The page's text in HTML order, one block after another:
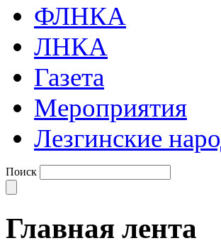
ФЛНКА
ЛНКА
Газета
Мероприятия
Лезгинские
Поиск
Главная лента